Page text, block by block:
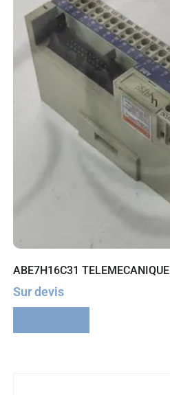
ABE7H16C31 TELEMECANIQUE
Sur devis